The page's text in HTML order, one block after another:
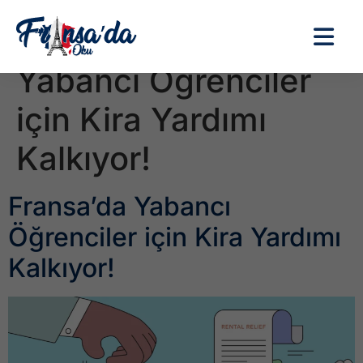
Etiket:Fransa’da
Yabancı Öğrenciler
için Kira Yardımı
Kalkıyor!
Fransa’da Yabancı
Öğrenciler için Kira Yardımı
Kalkıyor!